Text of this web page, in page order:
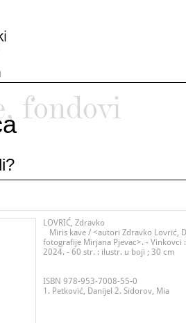
fondovi
LOVRIĆ, Zdravko
Miris kave / <autori Zdravko Lovrić,
fotografije Mirjana Pjevac>. - Vinkovci
2024. - 60 str. : ilustr. u boji ; 30 cm
ISBN 978-953-7008-55-0
1. Petković, Danijel 2. Sidorov, Mia